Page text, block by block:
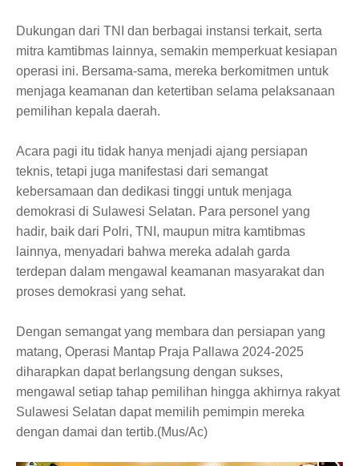
Dukungan dari TNI dan berbagai instansi terkait, serta
mitra kamtibmas lainnya, semakin memperkuat kesiapan
operasi ini. Bersama-sama, mereka berkomitmen untuk
menjaga keamanan dan ketertiban selama pelaksanaan
pemilihan kepala daerah.
Acara pagi itu tidak hanya menjadi ajang persiapan
teknis, tetapi juga manifestasi dari semangat
kebersamaan dan dedikasi tinggi untuk menjaga
demokrasi di Sulawesi Selatan. Para personel yang
hadir, baik dari Polri, TNI, maupun mitra kamtibmas
lainnya, menyadari bahwa mereka adalah garda
terdepan dalam mengawal keamanan masyarakat dan
proses demokrasi yang sehat.
Dengan semangat yang membara dan persiapan yang
matang, Operasi Mantap Praja Pallawa 2024-2025
diharapkan dapat berlangsung dengan sukses,
mengawal setiap tahap pemilihan hingga akhirnya rakyat
Sulawesi Selatan dapat memilih pemimpin mereka
dengan damai dan tertib.(Mus/Ac)